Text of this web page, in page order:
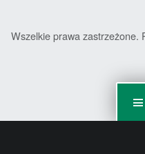
Wszelkie prawa zastrzeżone.